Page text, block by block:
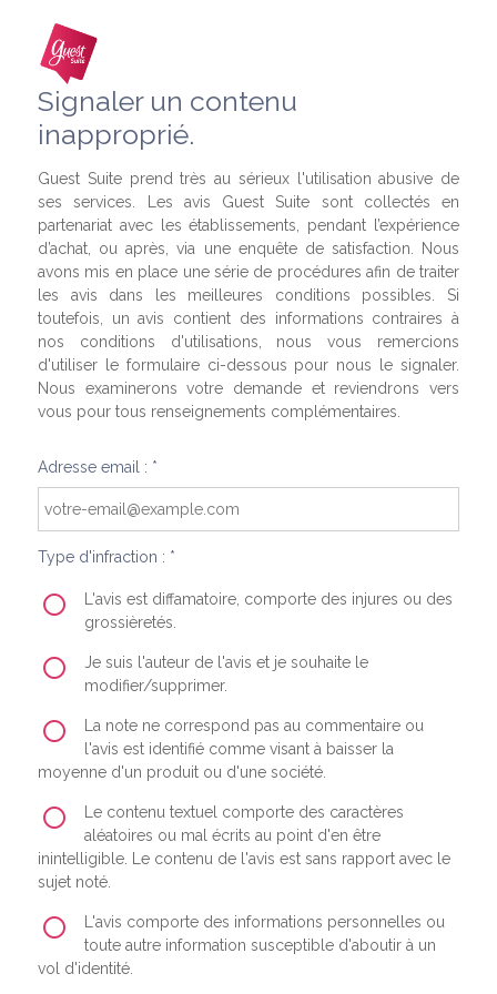
Signaler un contenu
inapproprié.
Guest Suite prend très au sérieux l'utilisation abusive de
ses services. Les avis Guest Suite sont collectés en
partenariat avec les établissements, pendant l’expérience
d’achat, ou après, via une enquête de satisfaction. Nous
avons mis en place une série de procédures afin de traiter
les avis dans les meilleures conditions possibles. Si
toutefois, un avis contient des informations contraires à
nos conditions d'utilisations, nous vous remercions
d'utiliser le formulaire ci-dessous pour nous le signaler.
Nous examinerons votre demande et reviendrons vers
vous pour tous renseignements complémentaires.
Adresse email : *
Type d'infraction : *
L'avis est diffamatoire, comporte des injures ou des
grossièretés.
Je suis l'auteur de l'avis et je souhaite le
modifier/supprimer.
La note ne correspond pas au commentaire ou
l'avis est identifié comme visant à baisser la
moyenne d'un produit ou d'une société.
Le contenu textuel comporte des caractères
aléatoires ou mal écrits au point d'en être
inintelligible. Le contenu de l'avis est sans rapport avec le
sujet noté.
L'avis comporte des informations personnelles ou
toute autre information susceptible d'aboutir à un
vol d'identité.